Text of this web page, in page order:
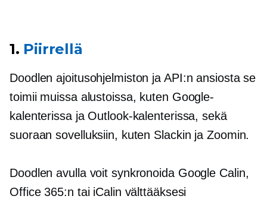
1. Piirrellä
Doodlen ajoitusohjelmiston ja API:n ansiosta se
toimii muissa alustoissa, kuten Google-
kalenterissa ja Outlook-kalenterissa, sekä
suoraan sovelluksiin, kuten Slackin ja Zoomin.
Doodlen avulla voit synkronoida Google Calin,
Office 365:n tai iCalin välttääksesi